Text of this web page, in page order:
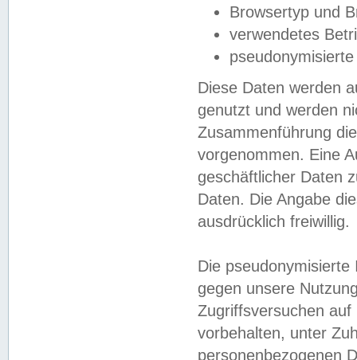
Browsertyp und
verwendetes
Diese Daten werden
genutzt und werden
Zusammenführung
vorgenommen. Eine
geschäftlicher Daten
Daten. Die Angabe
ausdrücklich freiwillig.
Die
gegen unsere
Zugriffsversuchen
vorbehalten, unter
personenbezogenen